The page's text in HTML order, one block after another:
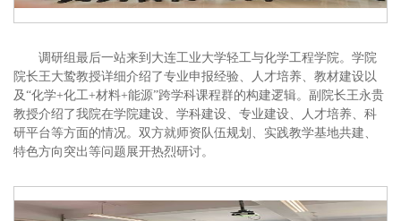
调研组最后一站来到大连工业大学轻工与化学工程学院。学院
院长王大鸷教授详细介绍了专业申报经验、人才培养、教材建设以
及“化学+化工+材料+能源”跨学科课程群的构建逻辑。副院长王永贵
教授介绍了我院在学院建设、学科建设、专业建设、人才培养、科
研平台等方面的情况。双方就师资队伍规划、实践教学基地共建、
特色方向突出等问题展开热烈研讨。